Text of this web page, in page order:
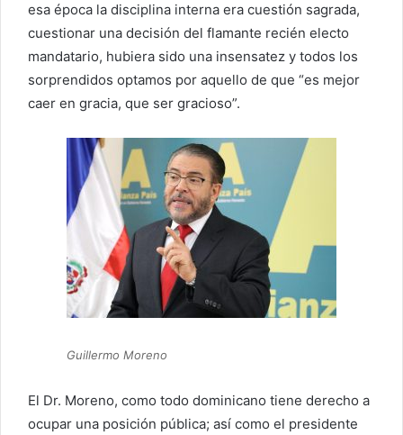
esa época la disciplina interna era cuestión sagrada,
cuestionar una decisión del flamante recién electo
mandatario, hubiera sido una insensatez y todos los
sorprendidos optamos por aquello de que “es mejor
caer en gracia, que ser gracioso”.
Guillermo Moreno
El Dr. Moreno, como todo dominicano tiene derecho a
ocupar una posición pública; así como el presidente